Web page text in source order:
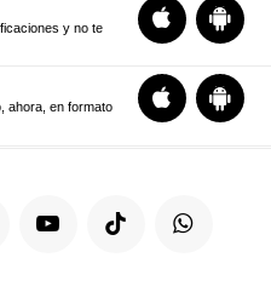
y no te
ahora, en formato